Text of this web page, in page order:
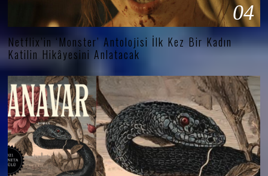
04
Netflix’in ‘Monster’ Antolojisi İlk Kez Bir Kadın
Katilin Hikâyesini Anlatacak